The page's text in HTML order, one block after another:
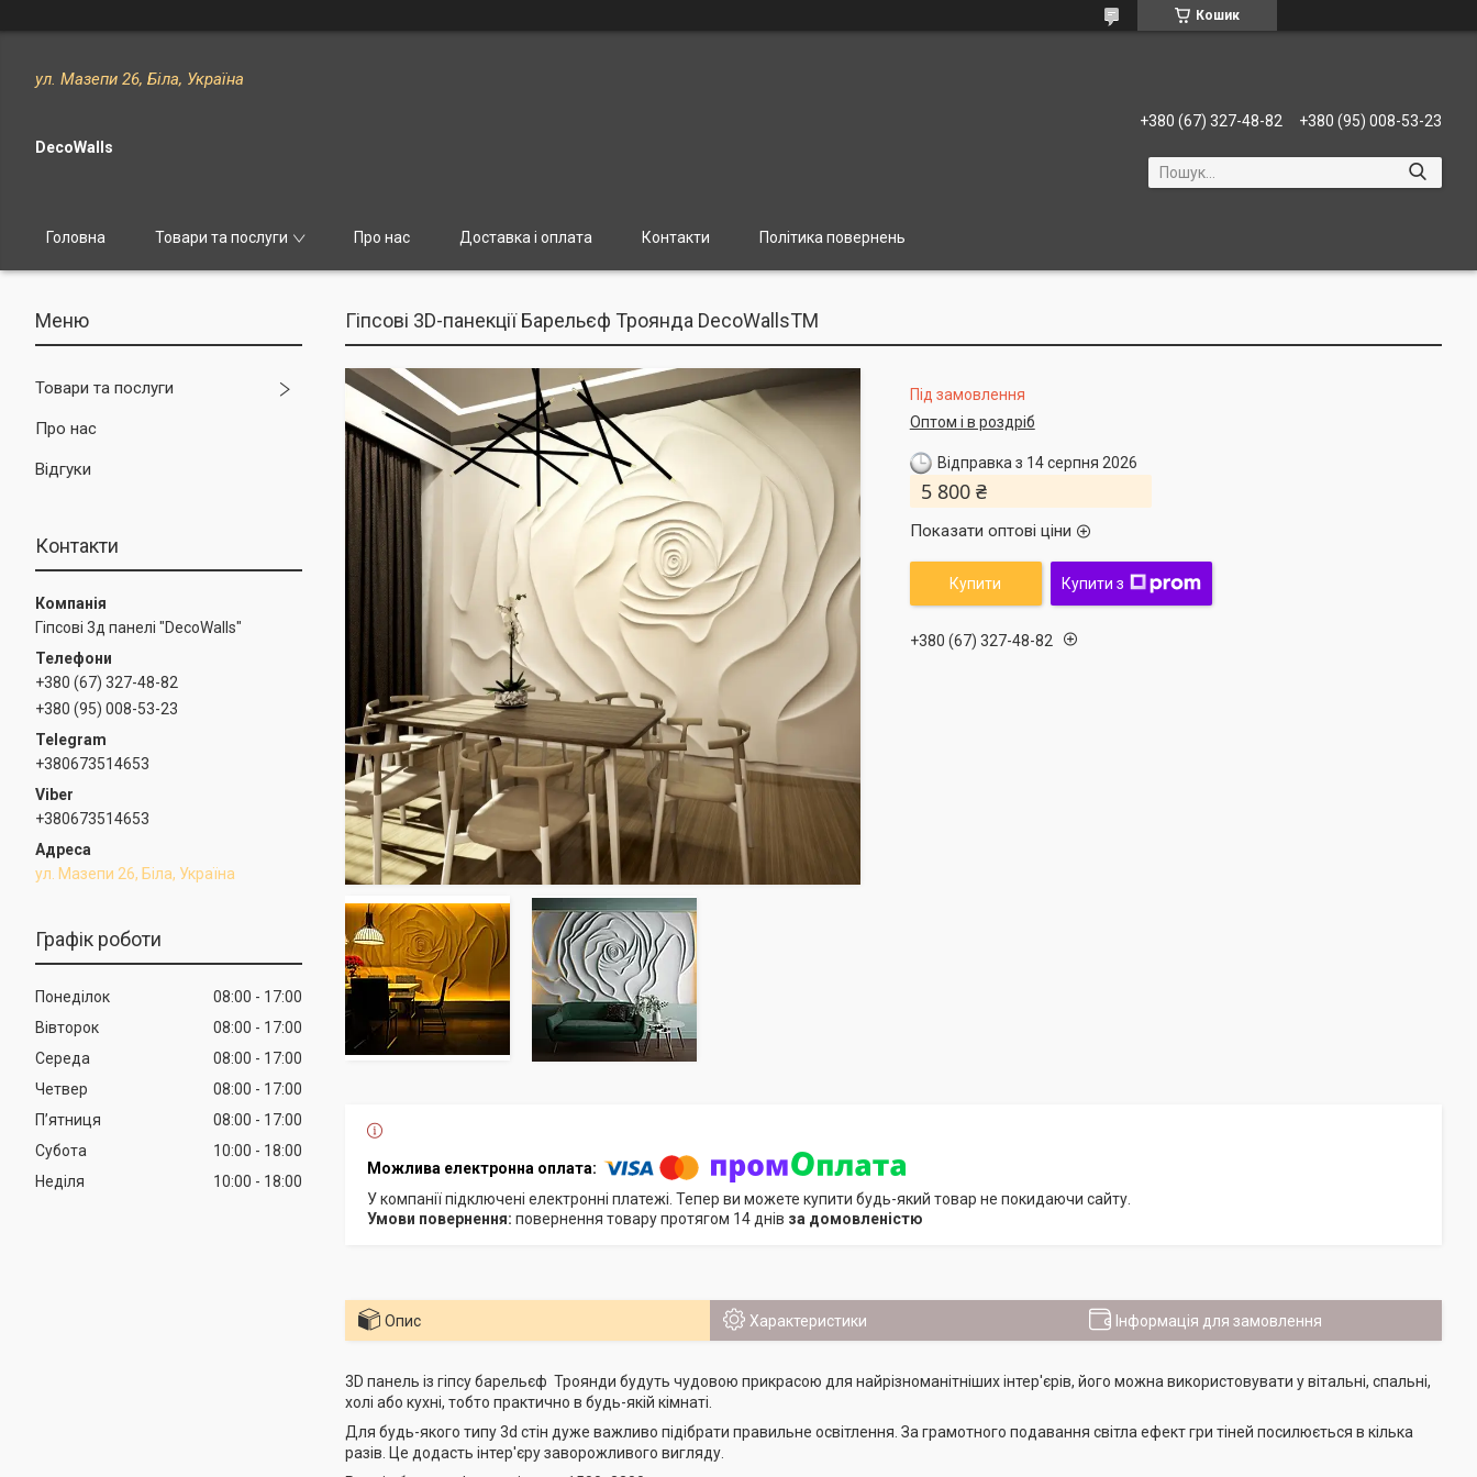
Кошик
ул. Мазепи 26, Біла, Україна
DecoWalls
+380 (67) 327-48-82 +380 (95) 008-53-23
Головна Товари та послуги Про нас Доставка і оплата Контакти Політика повернень
Товари та послуги
Про нас
Відгуки
Контакти
Гіпсові 3д панелі "DecoWalls"
+380 (67) 327-48-82
+380 (95) 008-53-23
+380673514653
+380673514653
ул. Мазепи 26, Біла, Україна
Графік роботи
Понеділок 08:00
17:00
Вівторок
08:00
17:00
Середа
08:00
17:00
Четвер
08:00
17:00
Пʼятниця
08:00
17:00
Субота
10:00
18:00
Неділя
10:00 18:00
Гіпсові 3D-панекції Барельєф Троянда DecoWallsTM
Під замовлення
Оптом і в роздріб
Відправка з 14 серпня 2026
5 800 ₴
Показати оптові ціни
Купити Купити з
+380 (67) 327-48-82
У компанії підключені електронні платежі. Тепер ви можете купити будь-який товар не покидаючи сайту.
повернення товару протягом 14 днів за домовленістю
Опис Характеристики Інформація для замовлення
3D панель із гіпсу барельєф Троянди будуть чудовою прикрасою для найрізноманітніших інтер'єрів, його можна використовувати у вітальні, спальні,
холі або кухні, тобто практично в будь-якій кімнаті.
Для будь-якого типу 3d стін дуже важливо підібрати правильне освітлення. За грамотного подавання світла ефект гри тіней посилюється в кілька
разів. Це додасть інтер'єру заворожливого вигляду.